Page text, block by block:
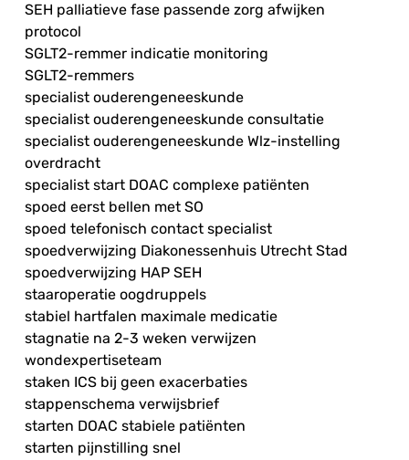
SEH palliatieve fase passende zorg afwijken
protocol
SGLT2-remmer indicatie monitoring
SGLT2-remmers
specialist ouderengeneeskunde
specialist ouderengeneeskunde consultatie
specialist ouderengeneeskunde Wlz-instelling
overdracht
specialist start DOAC complexe patiënten
spoed eerst bellen met SO
spoed telefonisch contact specialist
spoedverwijzing Diakonessenhuis Utrecht Stad
spoedverwijzing HAP SEH
staaroperatie oogdruppels
stabiel hartfalen maximale medicatie
stagnatie na 2-3 weken verwijzen
wondexpertiseteam
staken ICS bij geen exacerbaties
stappenschema verwijsbrief
starten DOAC stabiele patiënten
starten pijnstilling snel